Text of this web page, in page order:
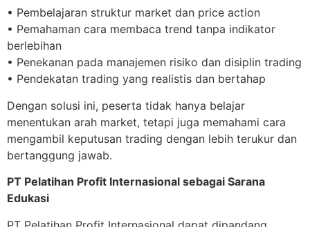
• Pembelajaran struktur market dan price action
• Pemahaman cara membaca trend tanpa indikator
berlebihan
• Penekanan pada manajemen risiko dan disiplin trading
• Pendekatan trading yang realistis dan bertahap
Dengan solusi ini, peserta tidak hanya belajar
menentukan arah market, tetapi juga memahami cara
mengambil keputusan trading dengan lebih terukur dan
bertanggung jawab.
PT Pelatihan Profit Internasional sebagai Sarana
Edukasi